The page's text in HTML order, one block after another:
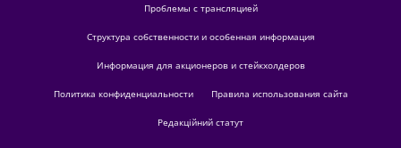
Проблемы с трансляцией
Структура собственности и особенная информация
Информация для акционеров и стейкхолдеров
Политика конфиденциальности Правила использования сайта
Редакційний статут